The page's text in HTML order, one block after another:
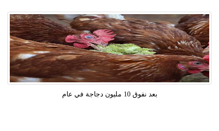
بعد نفوق 10 مليون دجاجة في عام